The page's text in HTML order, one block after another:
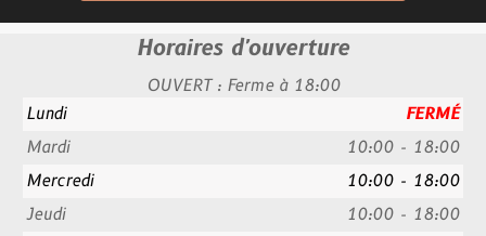
Horaires d'ouverture
OUVERT : Ferme à 18:00
Lundi
FERMÉ
Mardi
10:00 - 18:00
Mercredi
10:00 - 18:00
Jeudi
10:00 - 18:00